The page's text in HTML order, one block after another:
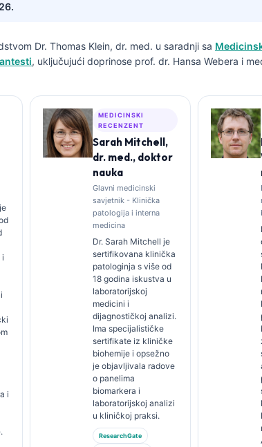
Dr. Thomas Klein, dr. med. u saradnji sa
, uključujući doprinose prof. dr. Hansa Webera i
i
i
MEDICINSKI
RECENZENT
Sarah Mitchell,
dr. med., doktor
nauka
Glavni medicinski
savjetnik - Klinička
patologija i interna
medicina
Dr. Sarah Mitchell je
sertifikovana klinička
patologinja s više od
18 godina iskustva u
laboratorijskoj
medicini i
dijagnostičkoj analizi.
Ima specijalističke
sertifikate iz kliničke
biohemije i opsežno
je objavljivala radove
o panelima
biomarkera i
laboratorijskoj analizi
u kliničkoj praksi.
ResearchGate